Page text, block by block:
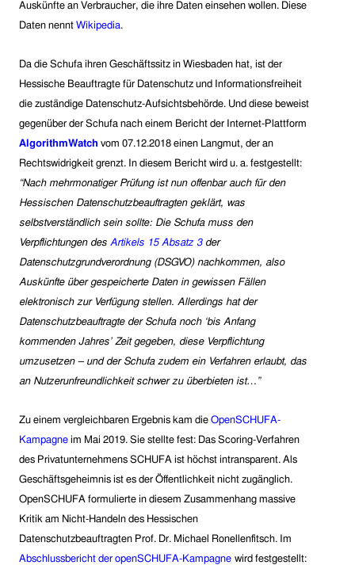
Auskünfte an Verbraucher, die ihre Daten einsehen wollen. Diese
Daten nennt Wikipedia.
Da die Schufa ihren Geschäftssitz in Wiesbaden hat, ist der
Hessische Beauftragte für Datenschutz und Informationsfreiheit
die zuständige Datenschutz-Aufsichtsbehörde. Und diese beweist
gegenüber der Schufa nach einem Bericht der Internet-Plattform
AlgorithmWatch vom 07.12.2018 einen Langmut, der an
Rechtswidrigkeit grenzt. In diesem Bericht wird u. a. festgestellt:
“Nach mehrmonatiger Prüfung ist nun offenbar auch für den
Hessischen Datenschutzbeauftragten geklärt, was
selbstverständlich sein sollte: Die Schufa muss den
Verpflichtungen des Artikels 15 Absatz 3der
Datenschutzgrundverordnung (DSGVO) nachkommen, also
Auskünfte über gespeicherte Daten in gewissen Fällen
elektronisch zur Verfügung stellen. Allerdings hat der
Datenschutzbeauftragte der Schufa noch ‘bis Anfang
kommenden Jahres’ Zeit gegeben, diese Verpflichtung
umzusetzen – und der Schufa zudem ein Verfahren erlaubt, das
an Nutzerunfreundlichkeit schwer zu überbieten ist…”
Zu einem vergleichbaren Ergebnis kam die OpenSCHUFA-
Kampagne im Mai 2019. Sie stellte fest: Das Scoring-Verfahren
des Privatunternehmens SCHUFA ist höchst intransparent. Als
Geschäftsgeheimnis ist es der Öffentlichkeit nicht zugänglich.
OpenSCHUFA formulierte in diesem Zusammenhang massive
Kritik am Nicht-Handeln des Hessischen
Datenschutzbeauftragten Prof. Dr. Michael Ronellenfitsch. m
Abschlussbericht der openSCHUFA-Kampagne wird festgestellt: